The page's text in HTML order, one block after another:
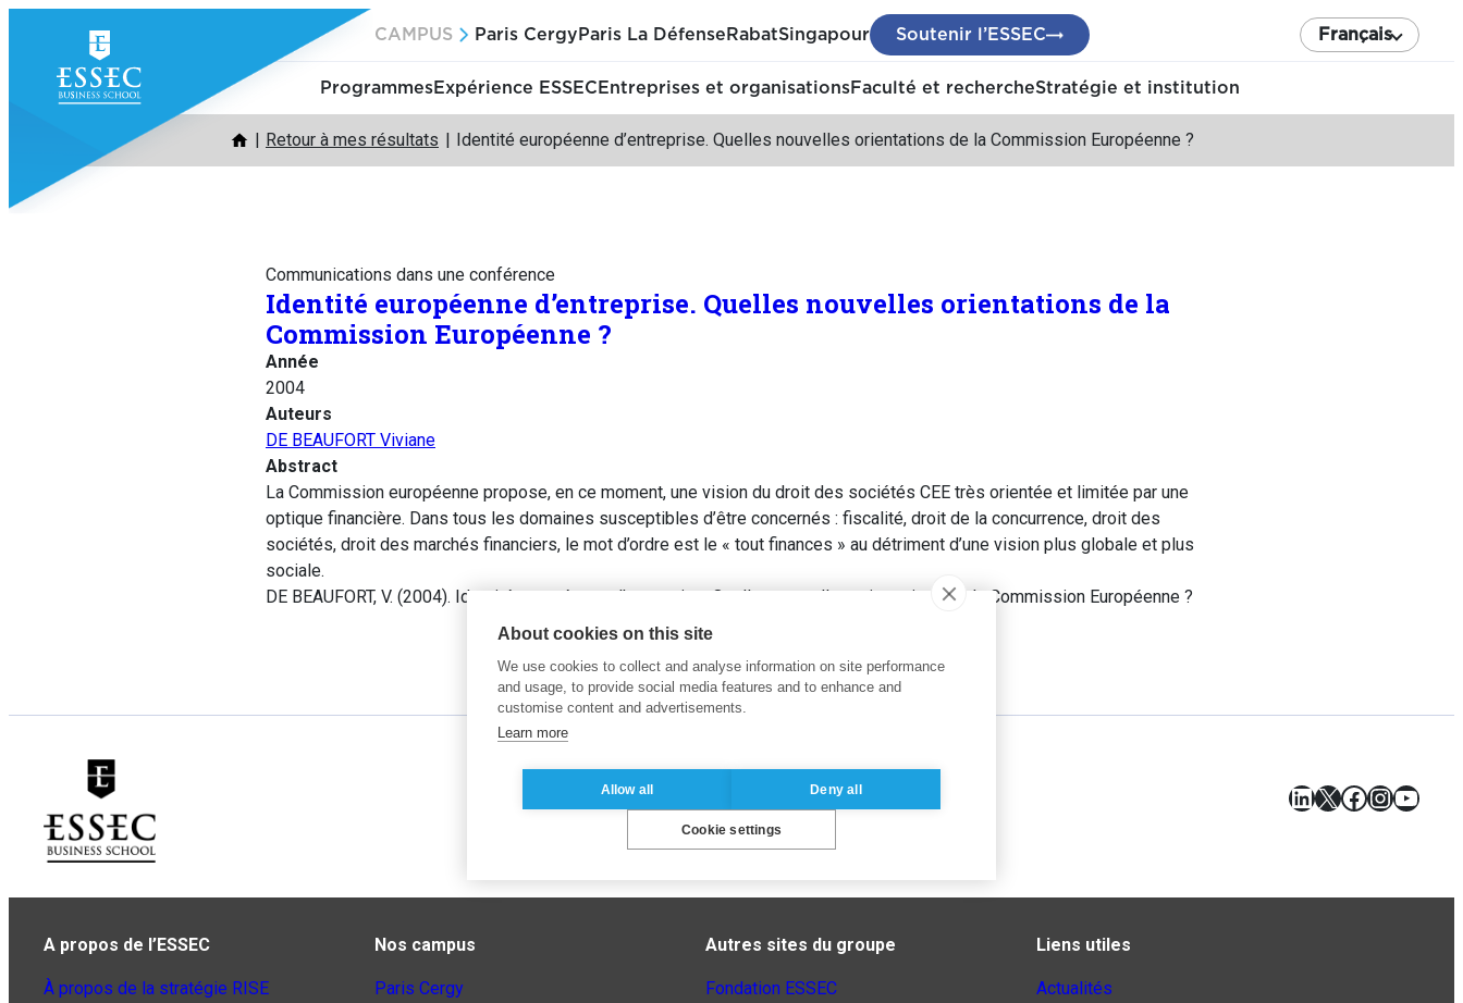
contenu
CAMPUS Paris Cergy Paris La Défense RabatSingapour Soutenir l’ESSEC Français
ProgrammesExpérience ESSEC Entreprises et organisationsFaculté et rechercheStratégie et institution
Retour à mes résultats Identité européenne d’entreprise. Quelles nouvelles orientations de la Commission Européenne ?
Communications dans une conférence
Identité européenne d’entreprise. Quelles nouvelles orientations de la
Commission Européenne ?
Année
2004
Auteurs
DE BEAUFORT Viviane
Abstract
La Commission européenne propose, en ce moment, une vision du droit des sociétés CEE très orientée et limitée par une
optique financière. Dans tous les domaines susceptibles d’être concernés : fiscalité, droit de la concurrence, droit des
sociétés, droit des marchés financiers, le mot d’ordre est le « tout finances » au détriment d’une vision plus globale et plus
sociale.
DE BEAUFORT, V. (2004). Identité européenne d’entreprise. Quelles nouvelles orientations de la Commission Européenne ?
LinkedIn
X Facebook
A propos de l’ESSEC
À propos de la stratégie RISE
Nos campus
Paris Cergy
Autres sites du groupe
Fondation ESSEC
Liens utiles
Actualités
About cookies on this site
We use cookies to collect and analyse information on site performance
and usage, to provide social media features and to enhance and
customise content and advertisements.
Learn more
Allow all Deny all
Cookie settings